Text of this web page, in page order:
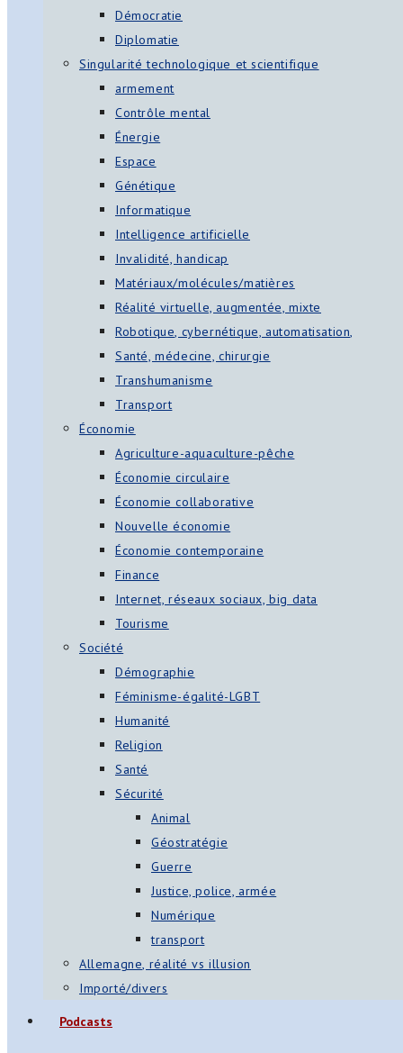
Démocratie
Diplomatie
Singularité technologique et scientifique
armement
Contrôle mental
Énergie
Espace
Génétique
Informatique
Intelligence artificielle
Invalidité, handicap
Matériaux/molécules/matières
Réalité virtuelle, augmentée, mixte
Robotique, cybernétique, automatisation,
Santé, médecine, chirurgie
Transhumanisme
Transport
Économie
Agriculture-aquaculture-pêche
Économie circulaire
Économie collaborative
Nouvelle économie
Économie contemporaine
Finance
Internet, réseaux sociaux, big data
Tourisme
Société
Démographie
Féminisme-égalité-LGBT
Humanité
Religion
Santé
Sécurité
Animal
Géostratégie
Guerre
Justice, police, armée
Numérique
transport
Allemagne, réalité vs illusion
Importé/divers
Podcasts